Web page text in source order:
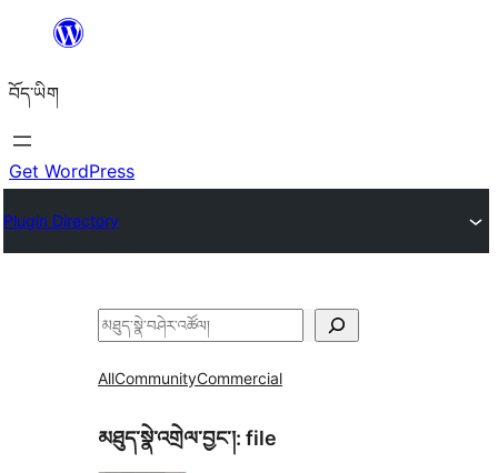
content
བོད་ཡིག
Get WordPress
Plugin Directory
བཤེར་
AllCommunityCommercial
མཐུད་སྣེ་འགྲེལ་བྱང་།: file